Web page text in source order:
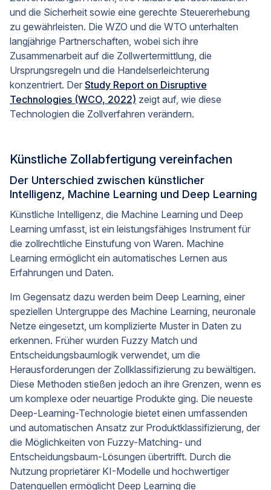
und die Sicherheit sowie eine gerechte Steuererhebung
zu gewährleisten. Die WZO und die WTO unterhalten
langjährige Partnerschaften, wobei sich ihre
Zusammenarbeit auf die Zollwertermittlung, die
Ursprungsregeln und die Handelserleichterung
konzentriert. Der Study Report on Disruptive
Technologies (WCO, 2022) zeigt auf, wie diese
Technologien die Zollverfahren verändern.
Künstliche Zollabfertigung vereinfachen
Der Unterschied zwischen künstlicher
Intelligenz, Machine Learning und Deep Learning
Künstliche Intelligenz, die Machine Learning und Deep
Learning umfasst, ist ein leistungsfähiges Instrument für
die zollrechtliche Einstufung von Waren. Machine
Learning ermöglicht ein automatisches Lernen aus
Erfahrungen und Daten.
Im Gegensatz dazu werden beim Deep Learning, einer
speziellen Untergruppe des Machine Learning, neuronale
Netze eingesetzt, um komplizierte Muster in Daten zu
erkennen. Früher wurden Fuzzy Match und
Entscheidungsbaumlogik verwendet, um die
Herausforderungen der Zollklassifizierung zu bewältigen.
Diese Methoden stießen jedoch an ihre Grenzen, wenn es
um komplexe oder neuartige Produkte ging. Die neueste
Deep-Learning-Technologie bietet einen umfassenden
und automatischen Ansatz zur Produktklassifizierung, der
die Möglichkeiten von Fuzzy-Matching- und
Entscheidungsbaum-Lösungen übertrifft. Durch die
Nutzung proprietärer KI-Modelle und hochwertiger
Datenquellen ermöglicht Deep Learning die